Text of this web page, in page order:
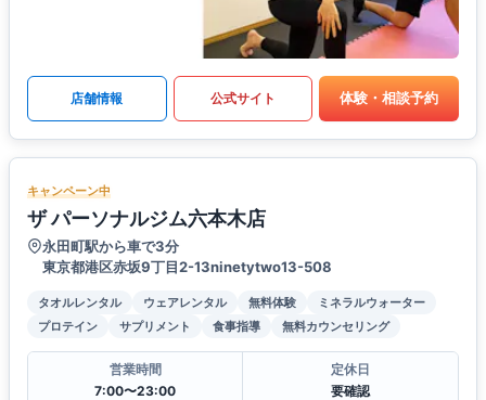
店舗情報 公式サイト 体験・相談予約
キャンペーン中
ザ パーソナルジム六本木店
永田町駅から車で3分
東京都港区赤坂9丁目2-13ninetytwo13-508
タオルレンタル ウェアレンタル 無料体験
ミネラルウォーター
プロテイン
サプリメント 食事指導 無料カウンセリング
営業時間
7:00〜23:00
定休日
要確認